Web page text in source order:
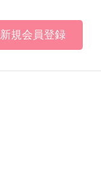
新規会員登録